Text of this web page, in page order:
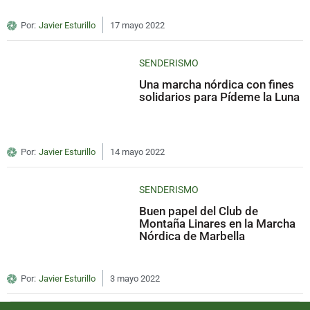
Por: Javier Esturillo 17 mayo 2022
SENDERISMO
Una marcha nórdica con fines
solidarios para Pídeme la Luna
Por: Javier Esturillo 14 mayo 2022
SENDERISMO
Buen papel del Club de
Montaña Linares en la Marcha
Nórdica de Marbella
Por: Javier Esturillo 3 mayo 2022